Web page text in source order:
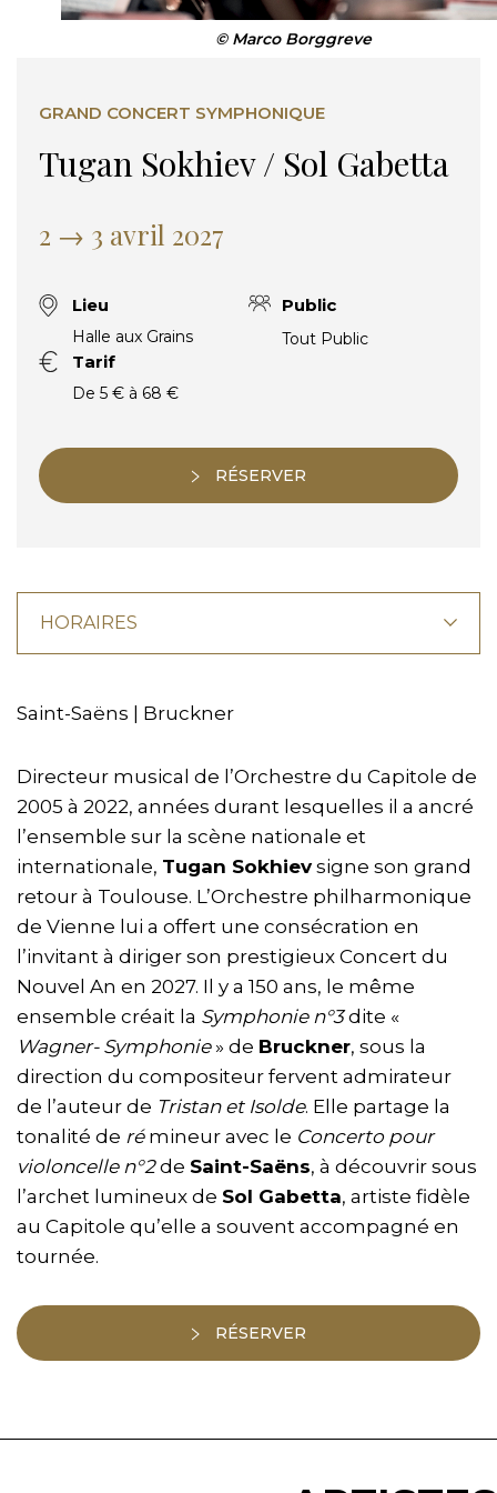
© Marco Borggreve
Tugan Sokhiev / Sol Gabetta
GRAND CONCERT SYMPHONIQUE
2 → 3 avril 2027
Lieu
Halle aux Grains
Public
Tout Public
Tarif
De 5 € à 68 €
RÉSERVER
HORAIRES
Saint-Saëns | Bruckner
Directeur musical de l’Orchestre du Capitole de
2005 à 2022, années durant lesquelles il a ancré
l’ensemble sur la scène nationale et
internationale, Tugan Sokhievsigne son grand
retour à Toulouse. L’Orchestre philharmonique
de Vienne lui a offert une consécration en
l’invitant à diriger son prestigieux Concert du
Nouvel An en 2027. Il y a 150 ans, le même
ensemble créait la Symphonie n°3dite «
Wagner- Symphonie» de Bruckner, sous la
direction du compositeur fervent admirateur
de l’auteur de Tristan et Isolde. Elle partage la
tonalité de rémineur avec le Concerto pour
violoncelle n°2de Saint-Saëns, à découvrir sous
l’archet lumineux de Sol Gabetta, artiste fidèle
au Capitole qu’elle a souvent accompagné en
tournée.
RÉSERVER